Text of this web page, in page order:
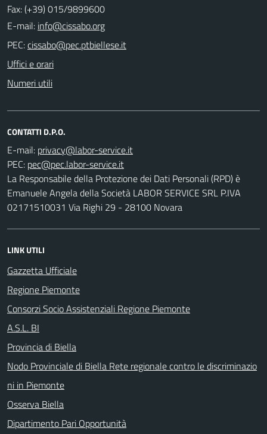
Fax: (+39) 015/9899600
E-mail:
PEC:
Uffici e orari
Numeri utili
CONTATTI D.P.O.
E-mail:
PEC:
La Responsabile della Protezione dei Dati Personali (RPD) è
Emanuele Angela della Società LABOR SERVICE SRL P.IVA
02171510031 Via Righi 29 - 28100 Novara
LINK UTILI
Gazzetta Ufficiale
Regione Piemonte
Consorzi Socio Assistenziali Regione Piemonte
A.S.L. BI
Provincia di Biella
Nodo Provinciale di Biella Rete regionale contro le discriminazio
ni in Piemonte
Osserva Biella
Dipartimento Pari Opportunità